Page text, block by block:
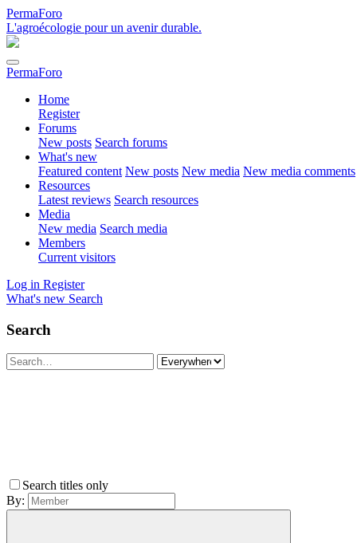
PermaForo
L'agroécologie pour un avenir durable.
PermaForo
Home
Register
Forums
New posts Search forums
What's new
Featured content New posts New media New media comments
Resources
Latest reviews Search resources
Media
New media Search media
Members
Current visitors
Log in Register
What's new Search
Search
Search titles only
By: